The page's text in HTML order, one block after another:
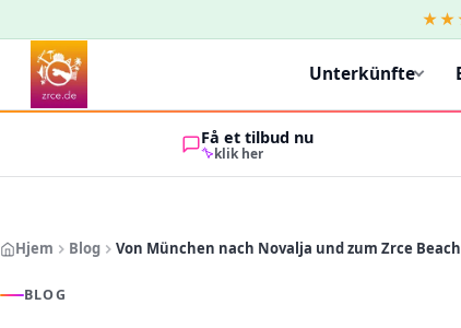
Unterkünfte
Få et tilbud nu
klik her
Hjem Blog Von München nach Novalja und zum Zrce
BLOG